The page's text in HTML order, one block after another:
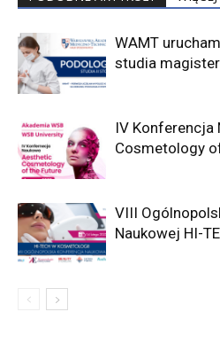
WAMT
studia
IV Konferencja
Cosmetology
VIII
Naukowej HI-